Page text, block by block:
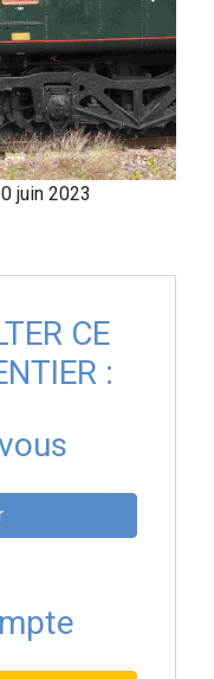
juin 2023
CE
: